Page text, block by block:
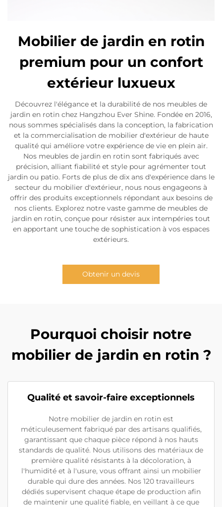
Mobilier de jardin en rotin
premium pour un confort
extérieur luxueux
Découvrez l'élégance et la durabilité de nos meubles de
jardin en rotin chez Hangzhou Ever Shine. Fondée en 2016,
nous sommes spécialisés dans la conception, la fabrication
et la commercialisation de mobilier d'extérieur de haute
qualité qui améliore votre expérience de vie en plein air.
Nos meubles de jardin en rotin sont fabriqués avec
précision, alliant fiabilité et style pour agrémenter tout
jardin ou patio. Forts de plus de dix ans d'expérience dans le
secteur du mobilier d'extérieur, nous nous engageons à
offrir des produits exceptionnels répondant aux besoins de
nos clients. Explorez notre vaste gamme de meubles de
jardin en rotin, conçue pour résister aux intempéries tout
en apportant une touche de sophistication à vos espaces
extérieurs.
Obtenir un devis
Pourquoi choisir notre
mobilier de jardin en rotin ?
Qualité et savoir-faire exceptionnels
Notre mobilier de jardin en rotin est
méticuleusement fabriqué par des artisans qualifiés,
garantissant que chaque pièce répond à nos hauts
standards de qualité. Nous utilisons des matériaux de
première qualité résistants à la décoloration, à
l'humidité et à l'usure, vous offrant ainsi un mobilier
durable qui dure des années. Nos 120 travailleurs
dédiés supervisent chaque étape de production afin
de maintenir une qualité fiable, en veillant à ce que